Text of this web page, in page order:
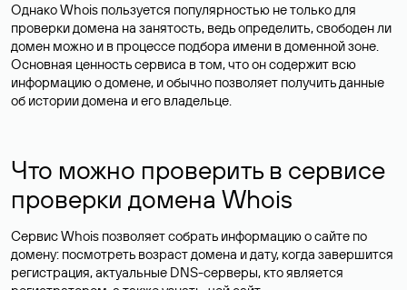
Однако Whois пользуется популярностью не только для
проверки домена на занятость, ведь определить, свободен ли
домен можно и в процессе подбора имени в доменной зоне.
Основная ценность сервиса в том, что он содержит всю
информацию о домене, и обычно позволяет получить данные
об истории домена и его владельце.
Что можно проверить в сервисе
проверки домена Whois
Сервис Whois позволяет собрать информацию о сайте по
домену: посмотреть возраст домена и дату, когда завершится
регистрация, актуальные DNS-серверы, кто является